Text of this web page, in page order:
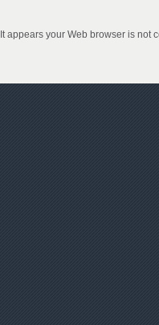
It appears your Web browser is not